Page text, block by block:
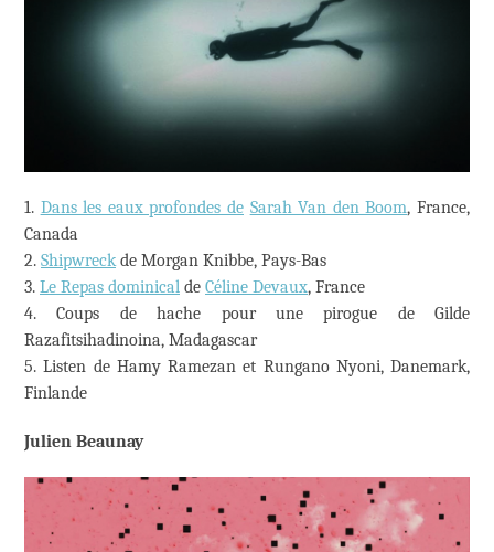
1. Dans les eaux profondes de Sarah Van den Boom, France,
Canada
2. Shipwreckde Morgan Knibbe, Pays-Bas
3. Le Repas dominical de Céline Devaux, France
4. Coups de hache pour une pirogue de Gilde
Razafitsihadinoina, Madagascar
5. Listen de Hamy Ramezan et Rungano Nyoni, Danemark,
Finlande
Julien Beaunay